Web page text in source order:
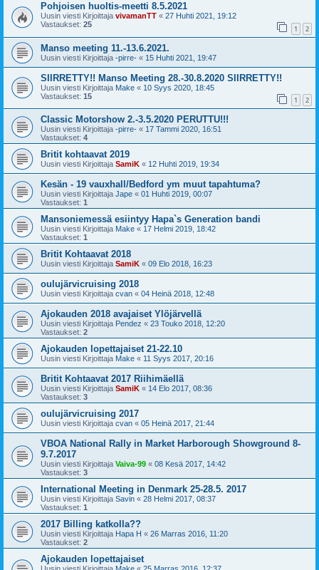
Pohjoisen huoltis-meetti 8.5.2021
Uusin viesti Kirjoittaja vivamanTT « 27 Huhti 2021, 19:12
Vastaukset: 25 1 2
Manso meeting 11.-13.6.2021.
Uusin viesti Kirjoittaja -pirre- « 15 Huhti 2021, 19:47
SIIRRETTY!! Manso Meeting 28.-30.8.2020 SIIRRETTY!!
Uusin viesti Kirjoittaja Make « 10 Syys 2020, 18:45
Vastaukset: 15 1 2
Classic Motorshow 2.-3.5.2020 PERUTTU!!!
Uusin viesti Kirjoittaja -pirre- « 17 Tammi 2020, 16:51
Vastaukset: 4
Britit kohtaavat 2019
Uusin viesti Kirjoittaja SamiK « 12 Huhti 2019, 19:34
Kesän - 19 vauxhall/Bedford ym muut tapahtuma?
Uusin viesti Kirjoittaja Jape « 01 Huhti 2019, 00:07
Vastaukset: 1
Mansoniemessä esiintyy Hapa`s Generation bandi
Uusin viesti Kirjoittaja Make « 17 Helmi 2019, 18:42
Vastaukset: 1
Britit Kohtaavat 2018
Uusin viesti Kirjoittaja SamiK « 09 Elo 2018, 16:23
oulujärvicruising 2018
Uusin viesti Kirjoittaja cvan « 04 Heinä 2018, 12:48
Ajokauden 2018 avajaiset Ylöjärvellä
Uusin viesti Kirjoittaja Pendez « 23 Touko 2018, 12:20
Vastaukset: 2
Ajokauden lopettajaiset 21-22.10
Uusin viesti Kirjoittaja Make « 11 Syys 2017, 20:16
Britit Kohtaavat 2017 Riihimäellä
Uusin viesti Kirjoittaja SamiK « 14 Elo 2017, 08:36
Vastaukset: 3
oulujärvicruising 2017
Uusin viesti Kirjoittaja cvan « 05 Heinä 2017, 21:44
VBOA National Rally in Market Harborough Showground 8-
9.7.2017
Uusin viesti Kirjoittaja Vaiva-99 « 08 Kesä 2017, 14:42
Vastaukset: 3
International Meeting in Denmark 25-28.5. 2017
Uusin viesti Kirjoittaja Savin « 28 Helmi 2017, 08:37
Vastaukset: 1
2017 Billing katkolla??
Uusin viesti Kirjoittaja Hapa H « 26 Marras 2016, 11:20
Vastaukset: 2
Ajokauden lopettajaiset